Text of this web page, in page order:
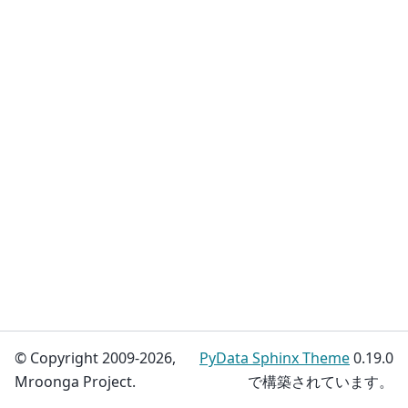
© Copyright 2009-2026,
Mroonga Project.
PyData Sphinx Theme0.19.0
で構築されています。